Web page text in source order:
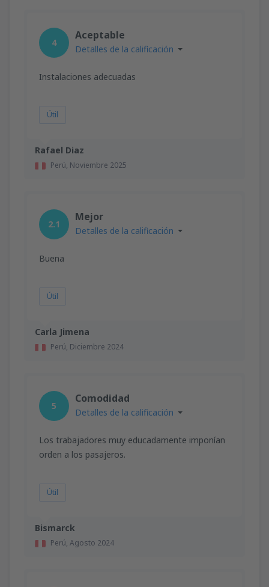
Rafael Diaz
Perú, Noviembre 2025
4
Aceptable
Detalles de la calificación
Instalaciones adecuadas
Útil
Carla Jimena
Perú, Diciembre 2024
2.1
Mejor
Detalles de la calificación
Buena
Útil
Bismarck
Perú, Agosto 2024
5
Comodidad
Detalles de la calificación
Los trabajadores muy educadamente imponían
orden a los pasajeros.
Útil